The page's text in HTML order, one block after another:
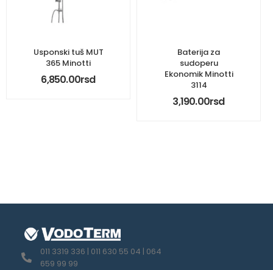
Usponski tuš MUT
365 Minotti
6,850.00rsd
Baterija za
sudoperu
Ekonomik Minotti
3114
3,190.00rsd
011 3319 336 | 011 630 55 04 | 064
659 99 99